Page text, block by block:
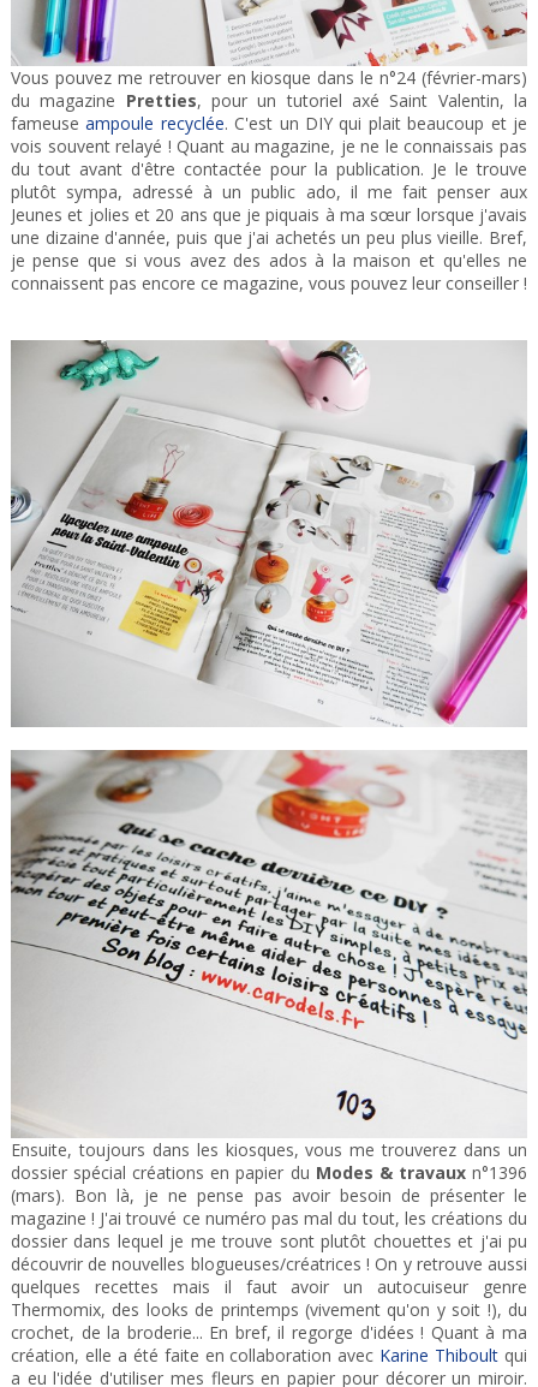
Vous pouvez me retrouver en kiosque dans le n°24 (février-mars)
du magazine Pretties, pour un tutoriel axé Saint Valentin, la
fameuseampoule recyclée. C'est un DIY qui plait beaucoup et je
vois souvent relayé ! Quant au magazine, je ne le connaissais pas
du tout avant d'être contactée pour la publication. Je le trouve
plutôt sympa, adressé à un public ado, il me fait penser aux
Jeunes et jolies et 20 ans que je piquais à ma sœur lorsque j'avais
une dizaine d'année, puis que j'ai achetés un peu plus vieille. Bref,
je pense que si vous avez des ados à la maison et qu'elles ne
connaissent pas encore ce magazine, vous pouvez leur conseiller !
Ensuite, toujours dans les kiosques, vous me trouverez dans un
dossier spécial créations en papier du Modes & travauxn°1396
(mars). Bon là, je ne pense pas avoir besoin de présenter le
magazine ! J'ai trouvé ce numéro pas mal du tout, les créations du
dossier dans lequel je me trouve sont plutôt chouettes et j'ai pu
découvrir de nouvelles blogueuses/créatrices ! On y retrouve aussi
quelques recettes mais il faut avoir un autocuiseur genre
Thermomix, des looks de printemps (vivement qu'on y soit !), du
crochet, de la broderie... En bref, il regorge d'idées ! Quant à ma
création, elle a été faite en collaboration avec Karine Thiboult qui
a eu l'idée d'utiliser mes fleurs en papier pour décorer un miroir.